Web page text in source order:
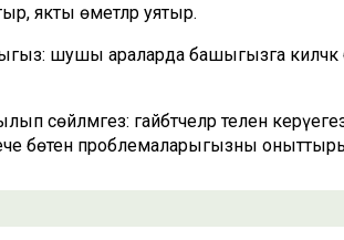
якты өметләр уятыр.
шушы араларда башыгызга киләчәк
гайбәтчеләр теленә
бөтен проблемаларыгызны